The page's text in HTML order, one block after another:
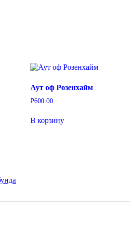
Аут оф Розенхайм
₽600.00
В корзину